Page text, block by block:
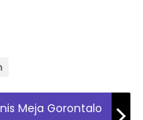
Meja Gorontalo